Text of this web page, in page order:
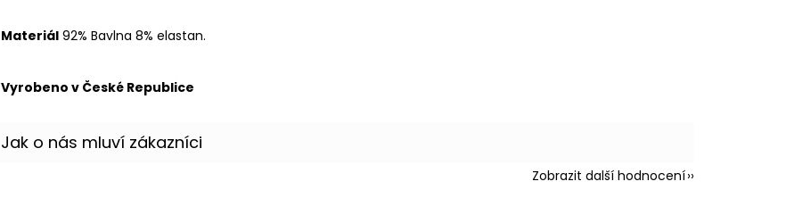
Materiál 92% Bavlna 8% elastan.
Vyrobeno v České Republice
Zobrazit další hodnocení